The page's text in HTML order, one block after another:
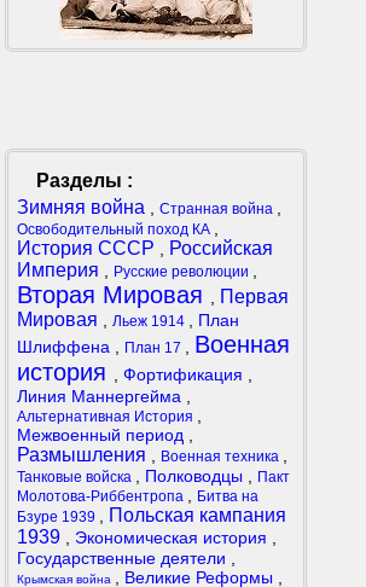
Разделы :
Зимняя война
Странная война
Освободительный поход КА
История СССР
Российская
Империя
Русские революции
Вторая Мировая
Первая
Мировая
Льеж 1914
План
Шлиффена
План 17
Военная
история
Фортификация
Линия Маннергейма
Альтернативная История
Межвоенный период
Размышления Военная техника
Танковые войска Полководцы
Пакт
Молотова-Риббентропа
Битва на
Бзуре 1939
Польская кампания
1939
Экономическая история
Государственные деятели
Крымская война Великие Реформы